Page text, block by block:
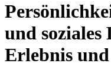
und
Erlebnis